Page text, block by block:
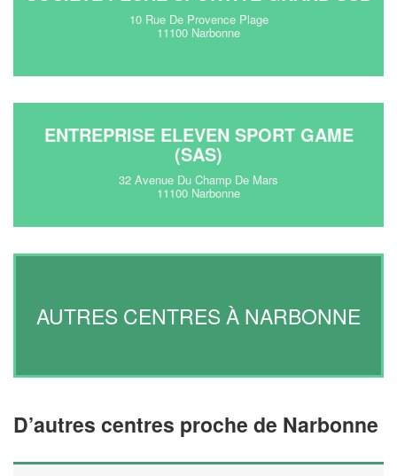
10 Rue De Provence Plage
11100 Narbonne
ENTREPRISE ELEVEN SPORT GAME
(SAS)
32 Avenue Du Champ De Mars
11100 Narbonne
AUTRES CENTRES À NARBONNE
D’autres centres proche de Narbonne